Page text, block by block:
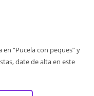
“Pucela con peques” y
date de alta en este